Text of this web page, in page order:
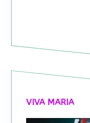
VIVA MARIA